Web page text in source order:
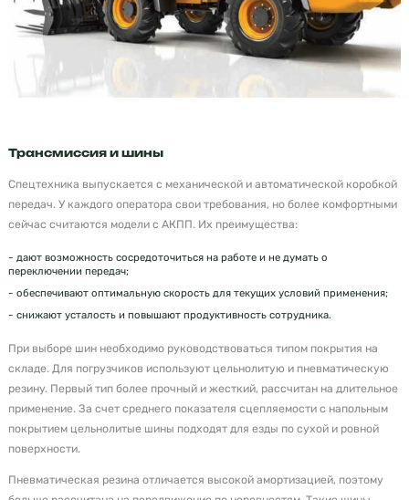
Трансмиссия и шины
Спецтехника выпускается с механической и автоматической коробкой
передач. У каждого оператора свои требования, но более комфортными
сейчас считаются модели с АКПП. Их преимущества:
- дают возможность сосредоточиться на работе и не думать о
переключении передач;
- обеспечивают оптимальную скорость для текущих условий применения;
- снижают усталость и повышают продуктивность сотрудника.
При выборе шин необходимо руководствоваться типом покрытия на
складе. Для погрузчиков используют цельнолитую и пневматическую
резину. Первый тип более прочный и жесткий, рассчитан на длительное
применение. За счет среднего показателя сцепляемости с напольным
покрытием цельнолитые шины подходят для езды по сухой и ровной
поверхности.
Пневматическая резина отличается высокой амортизацией, поэтому